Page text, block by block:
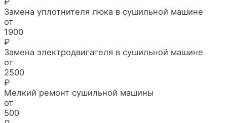
Замена уплотнителя люка в сушильной машине
от
1900
₽
Замена электродвигателя в сушильной машине
от
2500
₽
Мелкий ремонт сушильной машины
от
500